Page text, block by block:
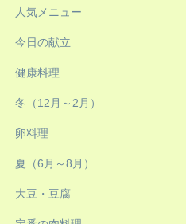
人気メニュー
今日の献立
健康料理
冬（12月～2月）
卵料理
夏（6月～8月）
大豆・豆腐